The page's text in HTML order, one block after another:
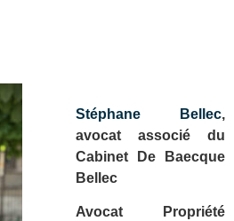
Stéphane Bellec,
avocat associé du
Cabinet De Baecque
Bellec
Avocat Propriété